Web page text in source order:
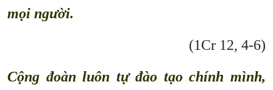
mọi người.
(1Cr 12, 4-6)
Cộng đoàn luôn tự đào tạo chính mình,